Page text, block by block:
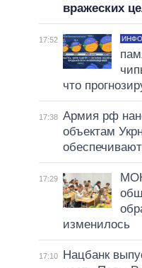
вражеских
17:52
что
17:38 Армия рф
объектам
17:29
изменилось
17:10
Нацбанк